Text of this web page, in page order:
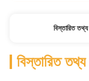
বিস্তারিত তথ্য
বিস্তারিত তথ্য